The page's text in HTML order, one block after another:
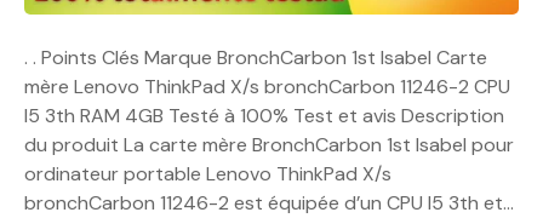
. . Points Clés Marque BronchCarbon 1st Isabel Carte
mère Lenovo ThinkPad X/s bronchCarbon 11246-2 CPU
I5 3th RAM 4GB Testé à 100% Test et avis Description
du produit La carte mère BronchCarbon 1st Isabel pour
ordinateur portable Lenovo ThinkPad X/s
bronchCarbon 11246-2 est équipée d’un CPU I5 3th et…